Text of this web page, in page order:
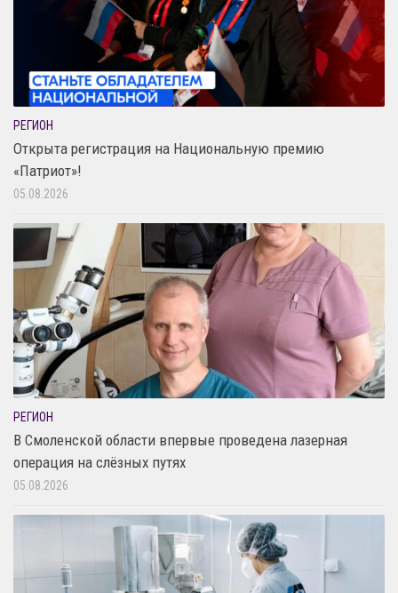
РЕГИОН
Открыта регистрация на Национальную премию
«Патриот»!
05.08.2026
РЕГИОН
В Смоленской области впервые проведена лазерная
операция на слёзных путях
05.08.2026